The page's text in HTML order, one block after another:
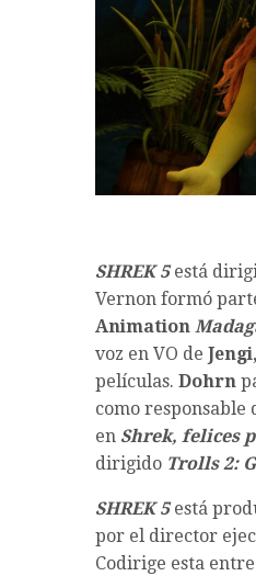
SHREK 5está
Vernon formó
Animation
voz en VO de Jengi,
películas. Dohrn
como responsable
en Shrek, felices
dirigido Trolls 2:
SHREK 5está
por el director
Codirige esta